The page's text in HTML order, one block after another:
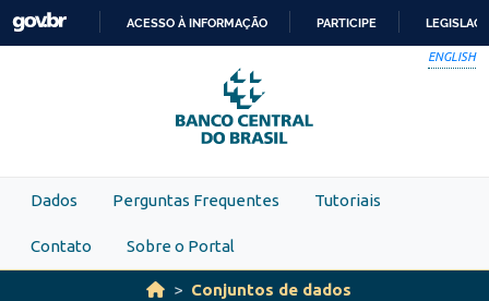
Skip to main content
PARA
O
CONTEÚDO
ACESSO À INFORMAÇÃO PARTICIPE
ENGLISH
Dados Perguntas Frequentes Tutoriais
Contato Sobre o Portal
Conjuntos de dados